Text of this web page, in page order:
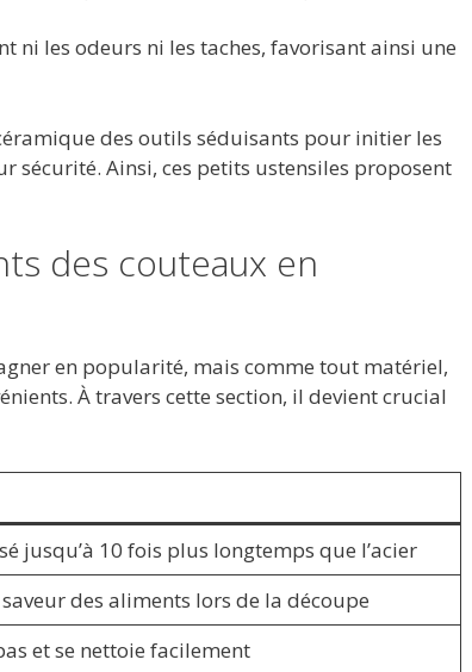
ni les odeurs ni les taches, favorisant ainsi une
des outils séduisants pour initier les
sécurité. Ainsi, ces petits ustensiles proposent
des couteaux en
en popularité, mais comme tout matériel,
À travers cette section, il devient crucial
jusqu’à 10 fois plus longtemps que l’acier
saveur des aliments lors de la découpe
et se nettoie facilement